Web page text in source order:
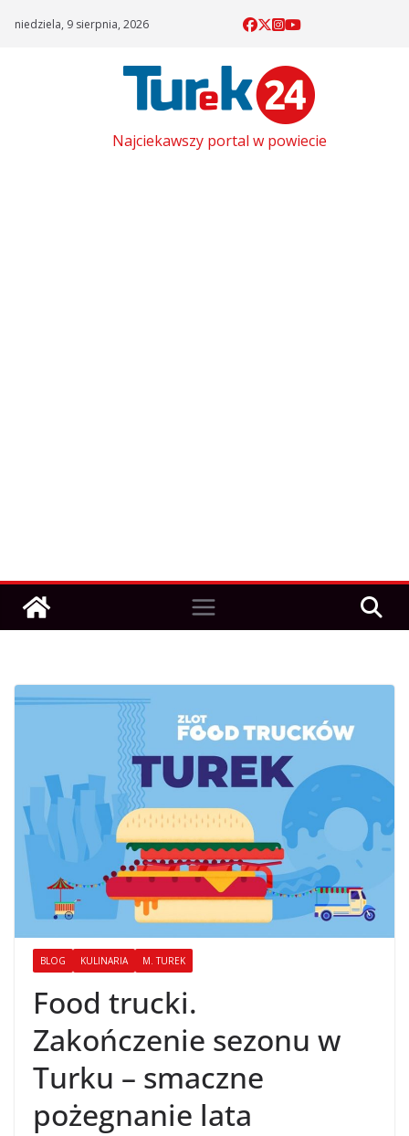
niedziela, 9 sierpnia, 2026
Najciekawszy portal w powiecie
BLOG KULINARIA M. TUREK
Food trucki.
Zakończenie sezonu w
Turku – smaczne
pożegnanie lata